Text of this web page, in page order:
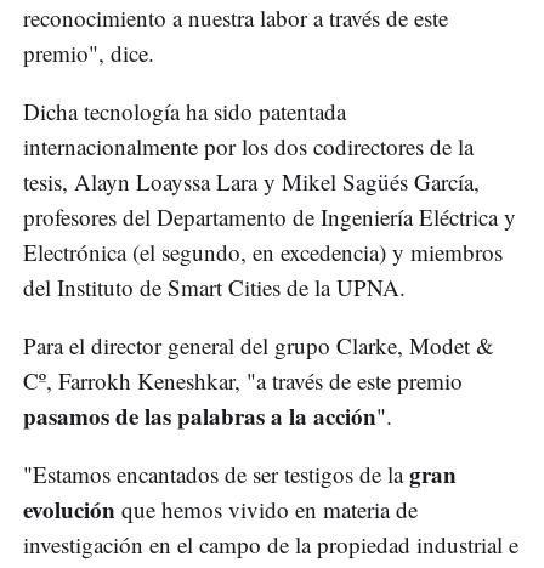
reconocimiento a nuestra labor a través de este
premio", dice.
Dicha tecnología ha sido patentada
internacionalmente por los dos codirectores de la
tesis, Alayn Loayssa Lara y Mikel Sagüés García,
profesores del Departamento de Ingeniería Eléctrica y
Electrónica (el segundo, en excedencia) y miembros
del Instituto de Smart Cities de la UPNA.
Para el director general del grupo Clarke, Modet &
Cº, Farrokh Keneshkar, "a través de este premio
pasamos de las palabras a la acción".
"Estamos encantados de ser testigos de lagran
evolución que hemos vivido en materia de
investigación en el campo de la propiedad industrial e